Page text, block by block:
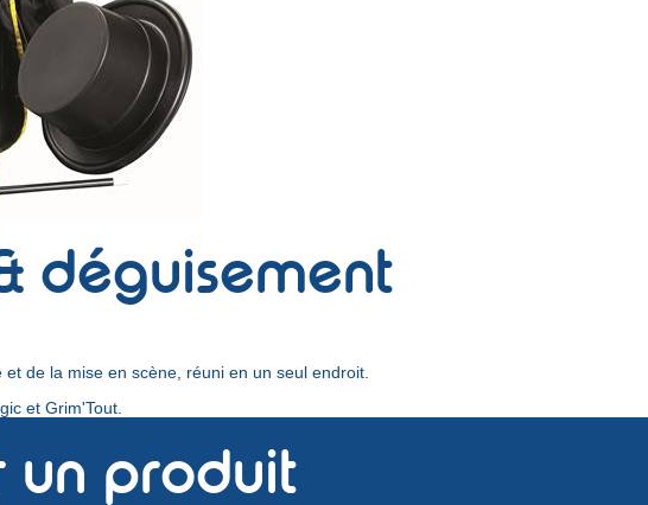
déguisement
de la mise en scène, réuni en un seul endroit.
et Grim'Tout.
un produit